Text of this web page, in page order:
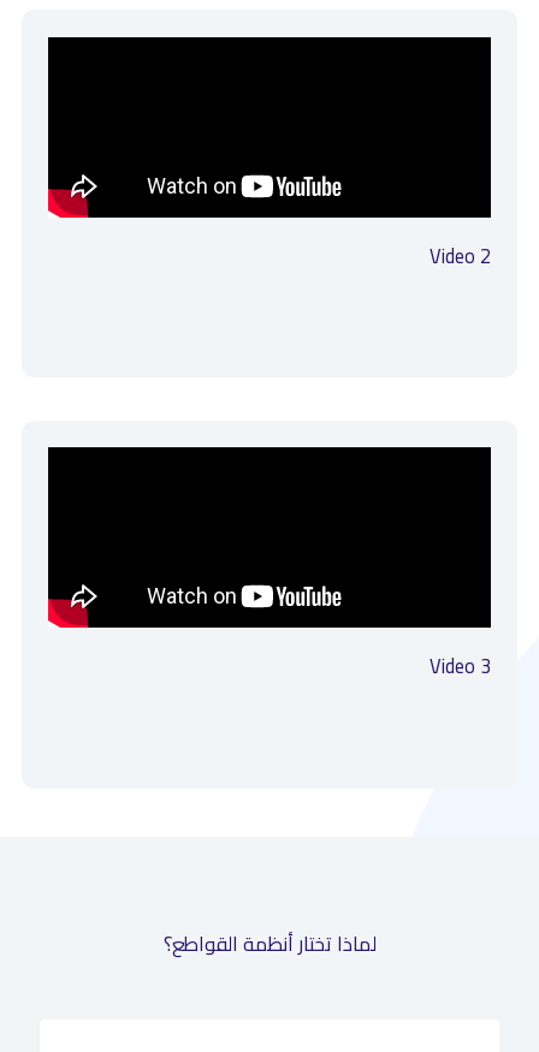
Video 2
Video 3
لماذا تختار أنظمة القواطع؟